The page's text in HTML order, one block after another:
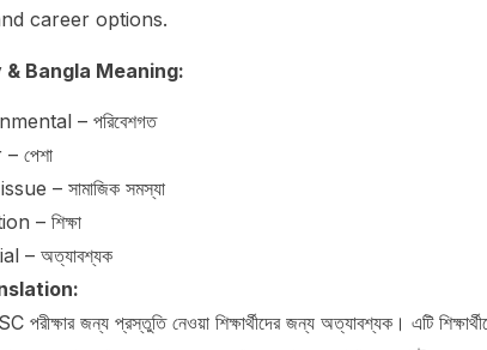
career options.
Bangla Meaning:
– পরিবেশগত
পেশা
– সামাজিক সমস্যা
– শিক্ষা
– অত্যাবশ্যক
পরীক্ষার জন্য প্রস্তুতি নেওয়া শিক্ষার্থীদের জন্য অত্যাবশ্যক। এটি